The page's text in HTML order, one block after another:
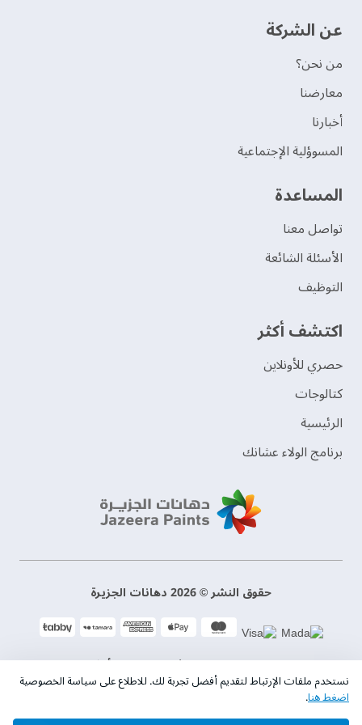
عن الشركة
من نحن؟
‫معارضنا‬
‫أخبارنا‬
المسوؤلية الإجتماعية
‫المساعدة‬
تواصل معنا
الأسئلة الشائعة
التوظيف
اكتشف أكثر
حصري للأونلاين
‫كتالوجات‬
الرئيسية
برنامج الولاء عشانك
حقوق النشر © 2026 دهانات الجزيرة
سياسة الخصوصية الشروط و الأحكام
السجل التجاري. 101046780
نستخدم ملفات الإرتباط لتقديم أفضل تجربة لك. للاطلاع على سياسة الخصوصية
اضغط هنا.